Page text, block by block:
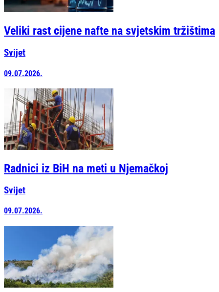
Veliki rast cijene nafte na svjetskim tržištima
Svijet
09.07.2026.
Radnici iz BiH na meti u Njemačkoj
Svijet
09.07.2026.